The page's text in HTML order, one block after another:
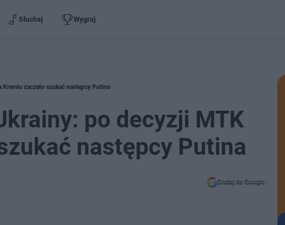
Słuchaj Wygraj
zaczęto szukać następcy Putina
po decyzji MTK
następcy Putina
Dodaj do Google